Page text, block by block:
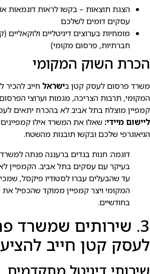
הצגת תוצאות – בקשו לראות דוגמאות
עסקים דומים לשלכם
מומחיות בערוצים דיגיטליים ולוקאליים
חברתיות, פרסום מקומי)
הכרת השוק המקומי
משרד פרסום לעסק קטן בישראל חייב
המקומי, תרבות הצריכה, מגמות וערוצי
קמפיין מוצלח בתל אביב לא בהכרח יתאים
ליישום מיידי: שאלו את המשרד אילו
הגיאוגרפי שלכם ובקשו תובנות מהשטח.
דוגמה: חנות בגדים ברעננה פנתה
בעיקר עם עסקים בתל אביב. הקמפיין
עד שהבעלים עברו לסטודיו פיקסל,
המקומי ויצר קמפיין ממוקד שהכפיל
בחודשיים.
3. שירותים שמשרד
לעסק קטן חייב להציע ב-